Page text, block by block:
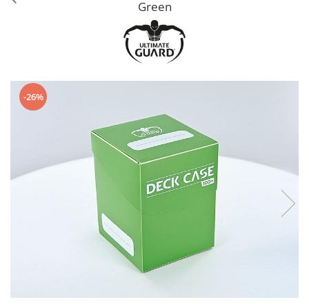
Jocuri pentru toata familia
Party Games (jocuri de petrecere)
Jocuri pentru copii
Smart Games
Jocuri cu miniaturi
Battletech
Final Girl - solo game
Miniaturi Arkham Horror
Miniaturi HEROCLIX
Accesorii pentru boardgames
Playmats
Green
-26%